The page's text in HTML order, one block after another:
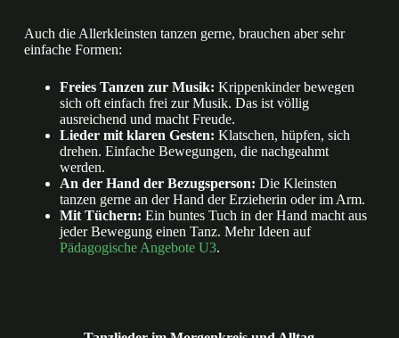
Auch die Allerkleinsten tanzen gerne, brauchen aber sehr
einfache Formen:
Freies Tanzen zur Musik: Krippenkinder bewegen
sich oft einfach frei zur Musik. Das ist völlig
ausreichend und macht Freude.
Lieder mit klaren Gesten: Klatschen, hüpfen, sich
drehen. Einfache Bewegungen, die nachgeahmt
werden.
An der Hand der Bezugsperson: Die Kleinsten
tanzen gerne an der Hand der Erzieherin oder im Arm.
Mit Tüchern: Ein buntes Tuch in der Hand macht aus
jeder Bewegung einen Tanz. Mehr Ideen auf
Pädagogische Angebote U3.